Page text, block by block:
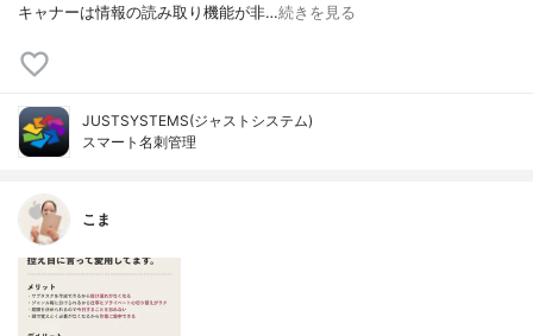
キャナーは情報の読み取り機能が非…続きを見る
JUSTSYSTEMS(ジャストシステム)
スマート名刺管理
こま